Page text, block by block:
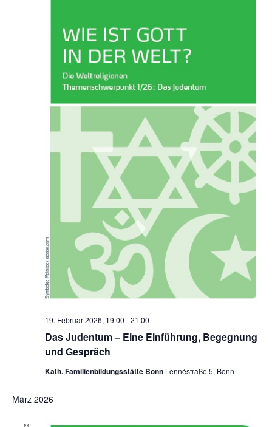
Das Judentum – Eine Einführung, Begegnung
und Gespräch
19. Februar 2026, 19:00 -21:00
Kath. Familienbildungsstätte Bonn Lennéstraße 5, Bonn
März 2026